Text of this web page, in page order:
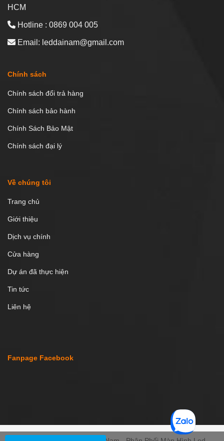
HCM
Hotline : 0869 004 005
Email: leddainam@gmail.com
Chính sách
Chính sách đổi trả hàng
Chính sách bảo hành
Chính Sách Bảo Mật
Chính sách đại lý
Về chúng tôi
Trang chủ
Giới thiệu
Dịch vụ chính
Cửa hàng
Dự án đã thực hiện
Tin tức
Liên hệ
Fanpage Facebook